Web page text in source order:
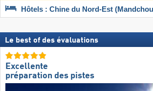
Hôtels : Chine du Nord-Est
Le best of des évaluations
Excellente
préparation des pistes